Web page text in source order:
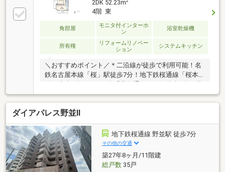
2DK 52.23m
4階 東
角部屋
モニタ付インターホ
ン
浴室乾燥機
所有権
リフォームリノベー
ション
システムキッチン
＼おすすめポイント／＊二沿線が徒歩で利用可能！名
鉄名古屋本線「桜」駅徒歩7分！地下鉄桜通線「桜本
町」徒歩9分！＊バス停「薬師通三丁目」徒歩1分！港
区方面へのアクセスも良好＊呼続小学校、新校中学校
が徒歩5分圏内にあり、子育てにも適した住環境！＊
ダイニングキッチンは三方向に窓があり、採光に優れ
た明るい空間！＊4階部分角住戸につき、陽当り通風
眺望良好！＊一部リフォーム履歴有！室内大変きれい
にお使いです。＼定休日なし！夜7時まで営業！／当
社は定休日なしで営業しております。水曜や土日祝日
でもご対応可能です。
ダイアパレス野並Ⅱ
地下鉄桜通線 野並駅 徒歩7分
その他の交通
築27年8ヶ月/11階建
総戸数35戸